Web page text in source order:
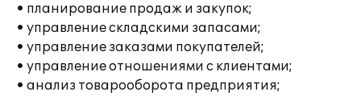
• планирование продаж и закупок;
• управление складскими запасами;
• управление заказами покупателей;
• управление отношениями с клиентами;
• анализ товарооборота предприятия;